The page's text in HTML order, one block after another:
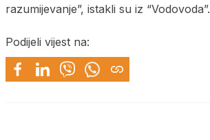
razumijevanje”, istakli su iz “Vodovoda”.
Podijeli vijest na: